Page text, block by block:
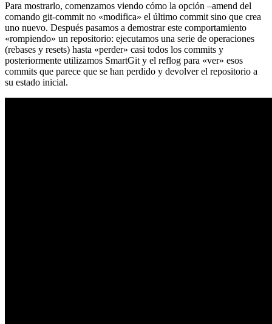
Para mostrarlo, comenzamos viendo cómo la opción –amend del
comando git-commit no «modifica» el último commit sino que crea
uno nuevo. Después pasamos a demostrar este comportamiento
«rompiendo» un repositorio: ejecutamos una serie de operaciones
(rebases y resets) hasta «perder» casi todos los commits y
posteriormente utilizamos SmartGit y el reflog para «ver» esos
commits que parece que se han perdido y devolver el repositorio a
su estado inicial.